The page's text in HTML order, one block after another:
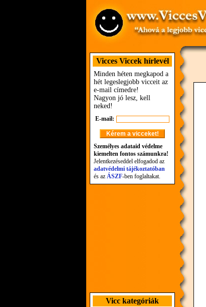
Vicces Viccek hírlevél
Minden héten megkapod a
hét legeslegjobb vicceit az
e-mail címedre!
Nagyon jó lesz, kell
neked!
E-mail:
Személyes adataid védelme
kiemelten fontos számunkra!
Jelentkezéseddel elfogadod az
adatvédelmi tájékoztatóban
és az ÁSZF-ben foglaltakat.
Vicc kategóriák